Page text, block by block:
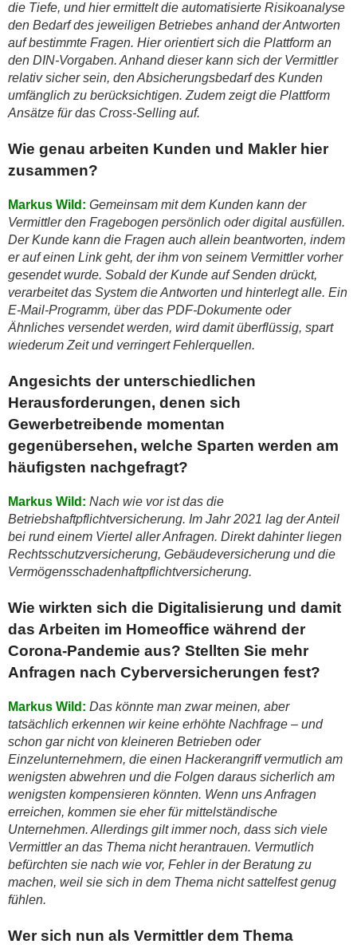
die Tiefe, und hier ermittelt die automatisierte Risikoanalyse
den Bedarf des jeweiligen Betriebes anhand der Antworten
auf bestimmte Fragen. Hier orientiert sich die Plattform an
den DIN-Vorgaben. Anhand dieser kann sich der Vermittler
relativ sicher sein, den Absicherungsbedarf des Kunden
umfänglich zu berücksichtigen. Zudem zeigt die Plattform
Ansätze für das Cross-Selling auf.
Wie genau arbeiten Kunden und Makler hier
zusammen?
Markus Wild: Gemeinsam mit dem Kunden kann der
Vermittler den Fragebogen persönlich oder digital ausfüllen.
Der Kunde kann die Fragen auch allein beantworten, indem
er auf einen Link geht, der ihm von seinem Vermittler vorher
gesendet wurde. Sobald der Kunde auf Senden drückt,
verarbeitet das System die Antworten und hinterlegt alle. Ein
E-Mail-Programm, über das PDF-Dokumente oder
Ähnliches versendet werden, wird damit überflüssig, spart
wiederum Zeit und verringert Fehlerquellen.
Angesichts der unterschiedlichen
Herausforderungen, denen sich
Gewerbetreibende momentan
gegenübersehen, welche Sparten werden am
häufigsten nachgefragt?
Markus Wild: Nach wie vor ist das die
Betriebshaftpflichtversicherung. Im Jahr 2021 lag der Anteil
bei rund einem Viertel aller Anfragen. Direkt dahinter liegen
Rechtsschutzversicherung, Gebäudeversicherung und die
Vermögensschadenhaftpflichtversicherung.
Wie wirkten sich die Digitalisierung und damit
das Arbeiten im Homeoffice während der
Corona-Pandemie aus? Stellten Sie mehr
Anfragen nach Cyberversicherungen fest?
Markus Wild: Das könnte man zwar meinen, aber
tatsächlich erkennen wir keine erhöhte Nachfrage – und
schon gar nicht von kleineren Betrieben oder
Einzelunternehmern, die einen Hackerangriff vermutlich am
wenigsten abwehren und die Folgen daraus sicherlich am
wenigsten kompensieren könnten. Wenn uns Anfragen
erreichen, kommen sie eher für mittelständische
Unternehmen. Allerdings gilt immer noch, dass sich viele
Vermittler an das Thema nicht herantrauen. Vermutlich
befürchten sie nach wie vor, Fehler in der Beratung zu
machen, weil sie sich in dem Thema nicht sattelfest genug
fühlen.
Wer sich nun als Vermittler dem Thema